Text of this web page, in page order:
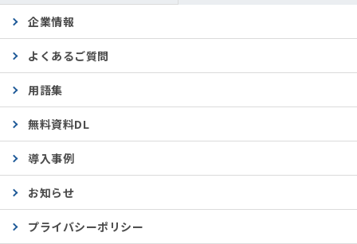
企業情報
よくあるご質問
用語集
無料資料DL
導入事例
お知らせ
プライバシーポリシー